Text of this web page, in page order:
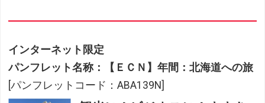
インターネット限定
パンフレット名称：【ＥＣＮ】年間：北海道への旅
[パンフレットコード：ABA139N]